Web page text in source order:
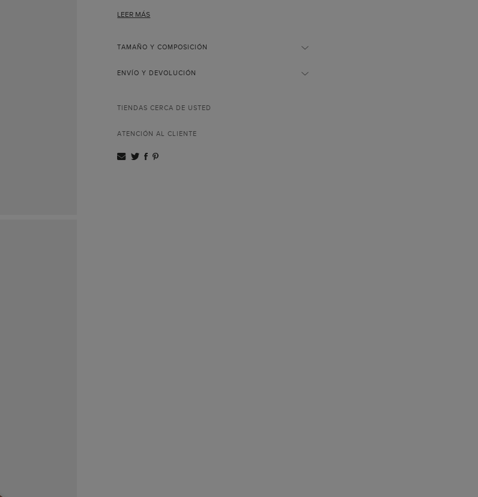
LEER MÁS
TAMAÑO Y COMPOSICIÓN
ENVÍO Y DEVOLUCIÓN
TIENDAS CERCA DE USTED
ATENCIÓN AL CLIENTE